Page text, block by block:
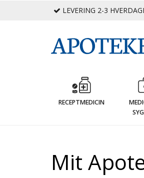
LEVERING 2-3
RECEPTMEDICIN
Mit